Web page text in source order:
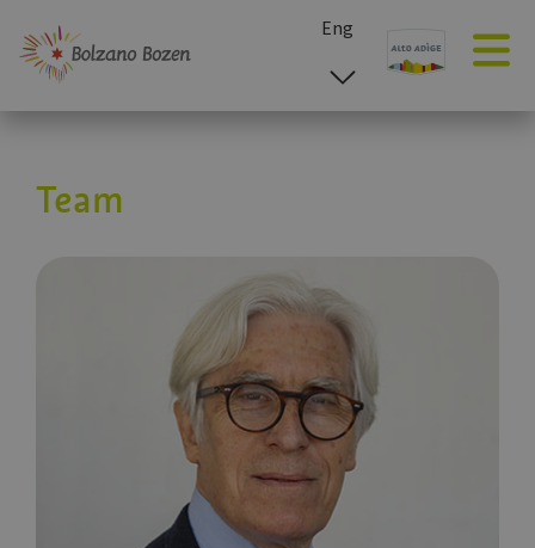
Eng
esp
ita
Team